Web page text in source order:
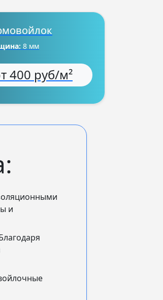
8 мм
400 руб/м²
и